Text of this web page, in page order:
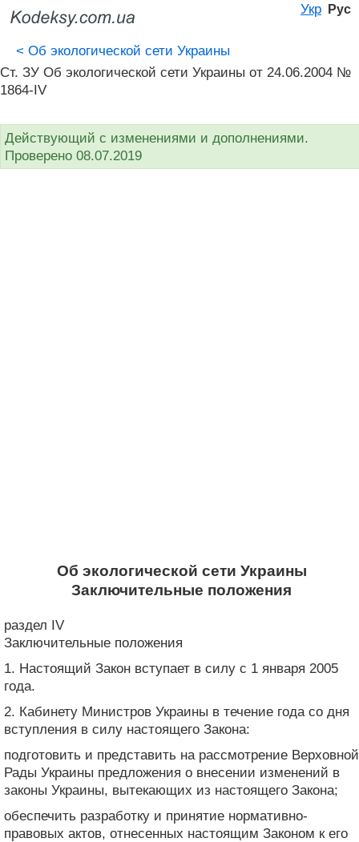
Укр Рус
< Об экологической сети Украины
Ст. ЗУ Об экологической сети Украины от 24.06.2004 №
1864-IV
Действующий с изменениями и дополнениями.
Проверено 08.07.2019
Об экологической сети Украины
Заключительные положения
раздел IV
Заключительные положения
1. Настоящий Закон вступает в силу с 1 января 2005
года.
2. Кабинету Министров Украины в течение года со дня
вступления в силу настоящего Закона:
подготовить и представить на рассмотрение Верховной
Рады Украины предложения о внесении изменений в
законы Украины, вытекающих из настоящего Закона;
обеспечить разработку и принятие нормативно-
правовых актов, отнесенных настоящим Законом к его